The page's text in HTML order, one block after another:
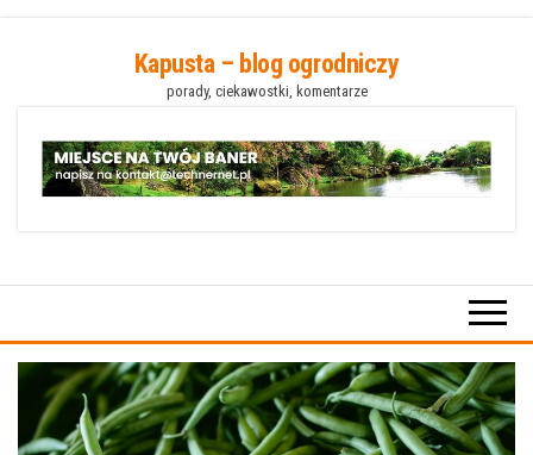
Kapusta – blog ogrodniczy
porady, ciekawostki, komentarze